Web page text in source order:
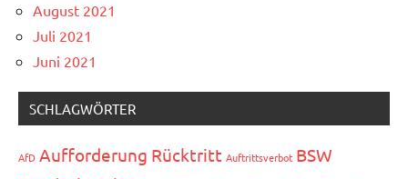
August 2021
Juli 2021
Juni 2021
SCHLAGWÖRTER
AfD Aufforderung Rücktritt Auftrittsverbot BSW